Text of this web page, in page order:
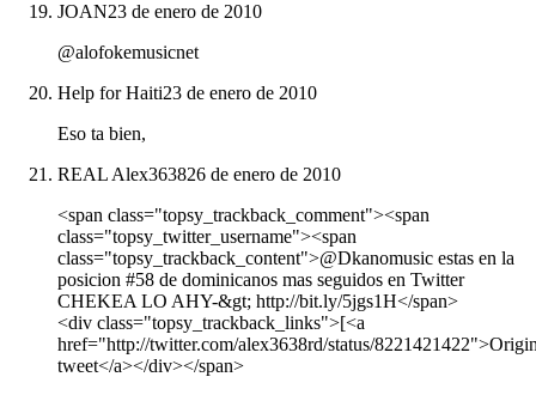
JOAN23 de enero de 2010
@alofokemusicnet
Help for Haiti23 de enero de 2010
Eso ta bien,
REAL Alex363826 de enero de 2010
<span class="topsy_trackback_comment"><span
class="topsy_twitter_username"><span
class="topsy_trackback_content">@Dkanomusic estas en la
posicion #58 de dominicanos mas seguidos en Twitter
CHEKEA LO AHY-&gt; http://bit.ly/5jgs1H</span>
<div class="topsy_trackback_links">[<a
href="http://twitter.com/alex3638rd/status/
tweet</a></div></span>